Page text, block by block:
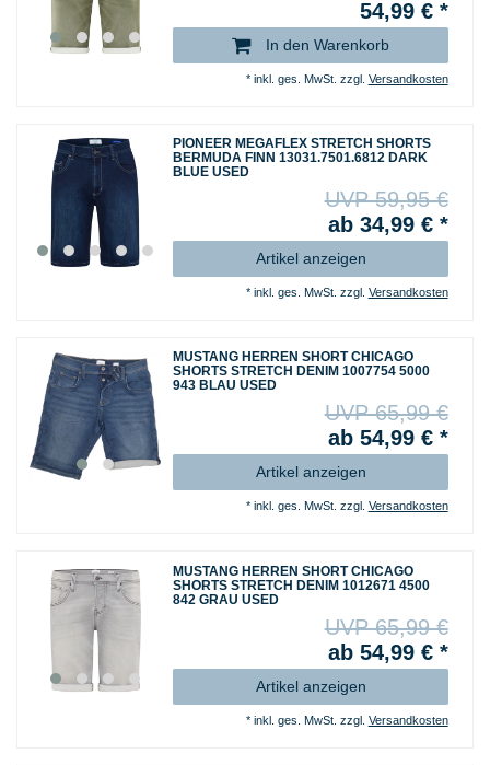
54,99 € *
In den Warenkorb
* inkl. ges. MwSt. zzgl. Versandkosten
PIONEER MEGAFLEX STRETCH SHORTS
BERMUDA FINN 13031.7501.6812 DARK
BLUE USED
UVP 59,95 €
ab 34,99 € *
Artikel anzeigen
* inkl. ges. MwSt. zzgl. Versandkosten
MUSTANG HERREN SHORT CHICAGO
SHORTS STRETCH DENIM 1007754 5000
943 BLAU USED
UVP 65,99 €
ab 54,99 € *
Artikel anzeigen
* inkl. ges. MwSt. zzgl. Versandkosten
MUSTANG HERREN SHORT CHICAGO
SHORTS STRETCH DENIM 1012671 4500
842 GRAU USED
UVP 65,99 €
ab 54,99 € *
Artikel anzeigen
* inkl. ges. MwSt. zzgl. Versandkosten